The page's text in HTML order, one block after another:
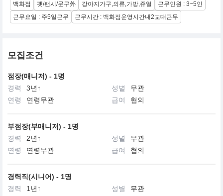
현재 세계의 주요 패션 및 애견관련 매체에 높은 지명도를 가지고 있
으며, 세계의 애견인들이라면 누구나 원하는 명품 디자인 전문기업
백화점 펫/팬시/문구外 강아지가구,의류,가방,쥬얼
근무인원 : 3~5인
근무요일 : 주5일근무
근무시간 : 백화점운영시간내2교대근무
모집조건
점장(매니저) - 1명
경력
3년↑ 성별
무관
연령
연령무관 급여 협의
부점장(부매니저) - 1명
경력
2년↑ 성별
무관
연령
연령무관 급여 협의
경력직(시니어) - 1명
경력
1년↑ 성별
무관